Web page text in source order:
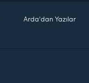
Arda'dan Yazılar